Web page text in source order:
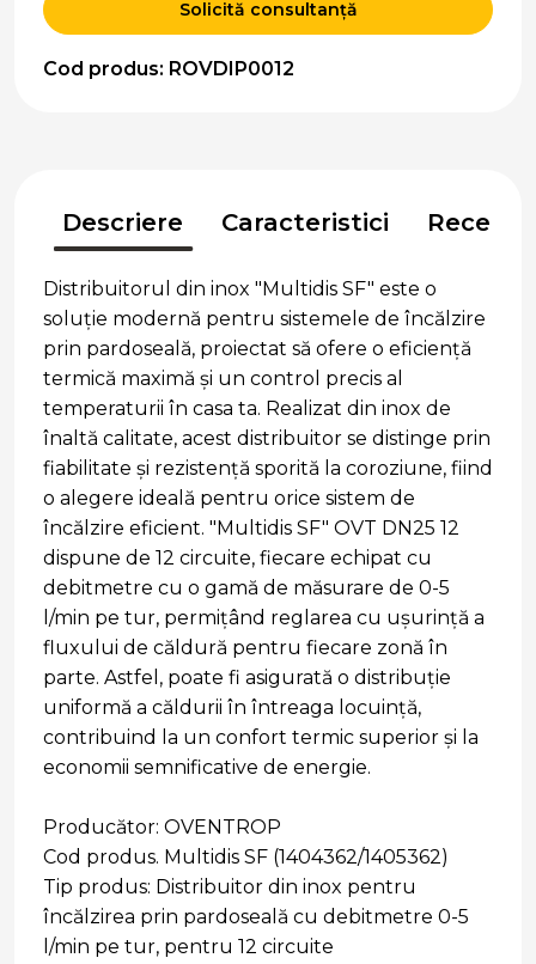
Solicită consultanță
Cod produs: ROVDIP0012
Descriere Caracteristici
Distribuitorul din inox "Multidis SF" este o
soluție modernă pentru sistemele de încălzire
prin pardoseală, proiectat să ofere o eficiență
termică maximă și un control precis al
temperaturii în casa ta. Realizat din inox de
înaltă calitate, acest distribuitor se distinge prin
fiabilitate și rezistență sporită la coroziune, fiind
o alegere ideală pentru orice sistem de
încălzire eficient. "Multidis SF" OVT DN25 12
dispune de 12 circuite, fiecare echipat cu
debitmetre cu o gamă de măsurare de 0-5
l/min pe tur, permițând reglarea cu ușurință a
fluxului de căldură pentru fiecare zonă în
parte. Astfel, poate fi asigurată o distribuție
uniformă a căldurii în întreaga locuință,
contribuind la un confort termic superior și la
economii semnificative de energie.
Producător: OVENTROP
Cod produs. Multidis SF (1404362/1405362)
Tip produs: Distribuitor din inox pentru
încălzirea prin pardoseală cu debitmetre 0-5
l/min pe tur, pentru 12 circuite